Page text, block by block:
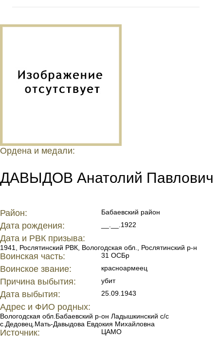
Ордена и медали:
ДАВЫДОВ Анатолий Павлович
Район: Бабаевский район
Дата рождения: __.__.1922
Дата и РВК призыва:
1941, Рослятинский РВК, Вологодская обл., Рослятинский р-н
Воинская часть: 31 ОСБр
Воинское звание: красноармеец
Причина выбытия: убит
Дата выбытия: 25.09.1943
Адрес и ФИО родных:
Вологодская обл.Бабаевский р-он Ладышкинский с/с
с.Дедовец.Мать-Давыдова Евдокия Михайловна
Источник: ЦАМО